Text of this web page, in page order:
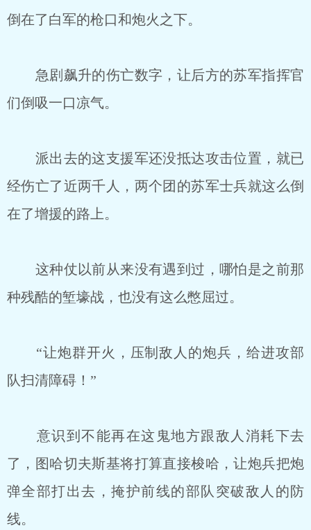
倒在了白军的枪口和炮火之下。
急剧飙升的伤亡数字，让后方的苏军指挥官
们倒吸一口凉气。
派出去的这支援军还没抵达攻击位置，就已
经伤亡了近两千人，两个团的苏军士兵就这么倒
在了增援的路上。
这种仗以前从来没有遇到过，哪怕是之前那
种残酷的堑壕战，也没有这么憋屈过。
“让炮群开火，压制敌人的炮兵，给进攻部
队扫清障碍！”
意识到不能再在这鬼地方跟敌人消耗下去
了，图哈切夫斯基将打算直接梭哈，让炮兵把炮
弹全部打出去，掩护前线的部队突破敌人的防
线。